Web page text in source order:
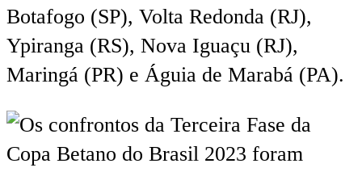
Botafogo (SP), Volta Redonda (RJ),
Ypiranga (RS), Nova Iguaçu (RJ),
Maringá (PR) e Águia de Marabá (PA).